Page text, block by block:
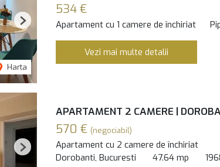
Harta
Next
534 €
Apartament cu 1 camere de închiriat
Vezi mai multe detalii
Next
APARTAMENT 2 CAMERE |
570 € (negociabil)
Apartament cu 2 camere de închiriat
Dorobanti, Bucuresti
47.64 mp